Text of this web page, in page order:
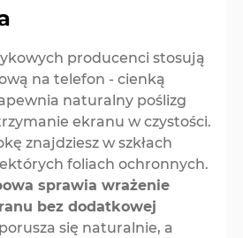
producenci stosują
na telefon - cienką
naturalny poślizg
ekranu w czystości.
znajdziesz w szkłach
foliach ochronnych.
sprawia wrażenie
bez dodatkowej
się naturalnie, a